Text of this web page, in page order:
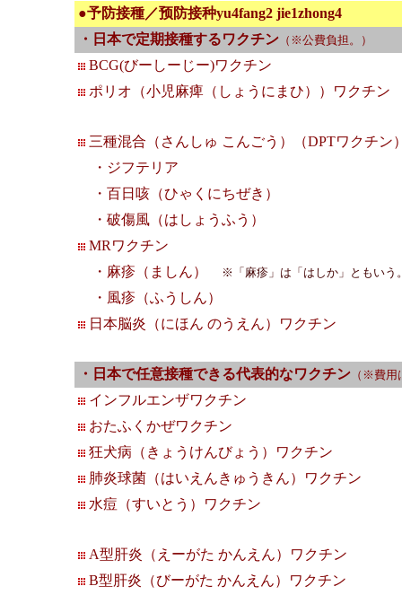
●予防接種／预防接种yu4fang2 jie1zhong4
・日本で定期接種するワクチン （※公費負担。）
BCG(びーしーじー)ワクチン
ポリオ（小児麻痺（しょうにまひ））ワクチン
三種混合（さんしゅ こんごう）（DPTワクチン
・ジフテリア
・百日咳（ひゃくにちぜき）
・破傷風（はしょうふう）
MRワクチン
・麻疹（ましん）
※「麻疹」は「はしか」ともいう
・風疹（ふうしん）
日本脳炎（にほん のうえん）ワクチン
・日本で任意接種できる代表的なワクチン （※費用
インフルエンザワクチン
おたふくかぜワクチン
狂犬病（きょうけんびょう）ワクチン
肺炎球菌（はいえんきゅうきん）ワクチン
水痘（すいとう）ワクチン
A型肝炎（えーがた かんえん）ワクチン
B型肝炎（びーがた かんえん）ワクチン